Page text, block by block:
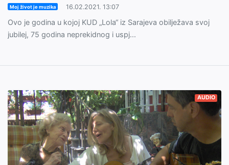
Moj život je muzika 16.02.2021. 13:07
Ovo je godina u kojoj KUD „Lola“ iz Sarajeva obilježava svoj
jubilej, 75 godina neprekidnog i uspj...
AUDIO